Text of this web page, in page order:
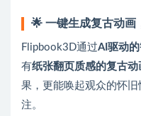
🌟 一键生成复古动画
Flipbook3D通过AI驱动
有纸张翻页质感的复古动
果，更能唤起观众的怀
注。